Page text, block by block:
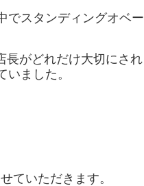
スタンディングオベー
長がどれだけ大切にされ
ました。
ていただきます。